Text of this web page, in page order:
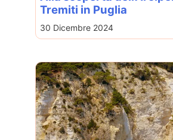
Tremiti in Puglia
30 Dicembre 2024